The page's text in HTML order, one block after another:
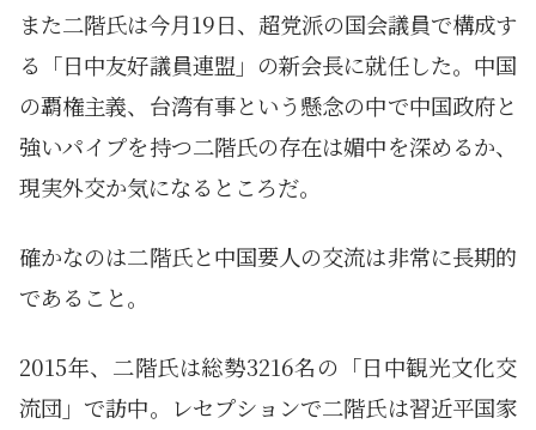
また二階氏は今月19日、超党派の国会議員で構成す
る「日中友好議員連盟」の新会長に就任した。中国
の覇権主義、台湾有事という懸念の中で中国政府と
強いパイプを持つ二階氏の存在は媚中を深めるか、
現実外交か気になるところだ。
確かなのは二階氏と中国要人の交流は非常に長期的
であること。
2015年、二階氏は総勢3216名の「日中観光文化交
流団」で訪中。レセプションで二階氏は習近平国家